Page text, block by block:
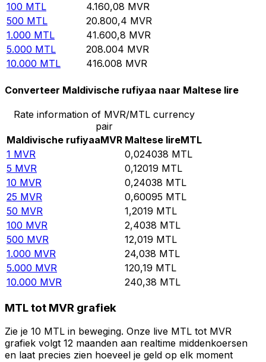
100 MTL 4.160,08 MVR
500 MTL 20.800,4 MVR
1.000 MTL 41.600,8 MVR
5.000 MTL 208.004 MVR
10.000 MTL 416.008 MVR
Converteer Maldivische rufiyaa naar Maltese lire
Rate information of MVR/MTL currency
pair
Maldivische rufiyaaMVR Maltese lireMTL
1 MVR 0,024038 MTL
5 MVR 0,12019 MTL
10 MVR 0,24038 MTL
25 MVR 0,60095 MTL
50 MVR 1,2019 MTL
100 MVR 2,4038 MTL
500 MVR 12,019 MTL
1.000 MVR 24,038 MTL
5.000 MVR 120,19 MTL
10.000 MVR 240,38 MTL
MTL tot MVR grafiek
Zie je 10 MTL in beweging. Onze live MTL tot MVR
grafiek volgt 12 maanden aan realtime middenkoersen
en laat precies zien hoeveel je geld op elk moment